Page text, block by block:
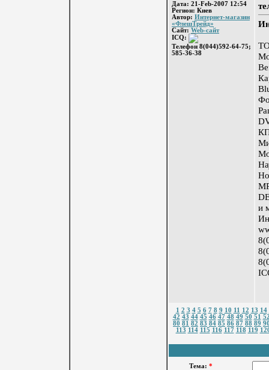
Дата: 21-Feb-2007 12:54
Регион: Киев
Автор: Интернет-магазин
«ФлешТрейд»
Сайт: Web-сайт
ICQ:
Телефон 8(044)592-64-75;
585-36-38
и
1 2 3 4 5 6 7 8 9 10 11 12 13 14
42 43 44 45 46 47 48 49 50 51
80 81 82 83 84 85 86 87 88 89
113 114 115 116 117 118 119
Тема: *